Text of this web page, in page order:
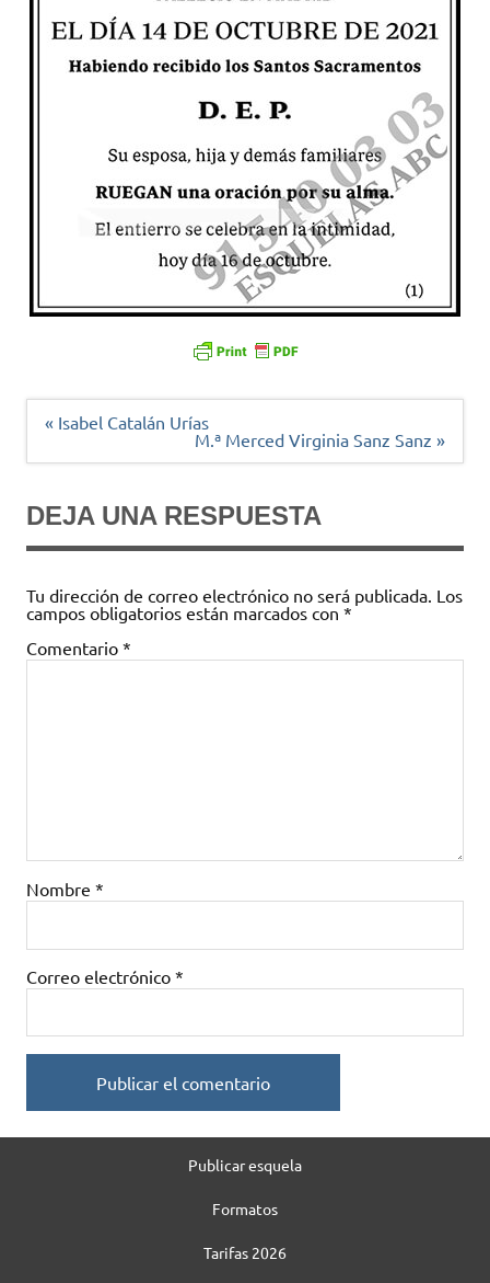
Navegación
« Isabel Catalán Urías
M.ª Merced Virginia Sanz Sanz »
DEJA UNA RESPUESTA
Tu dirección de correo electrónico no será publicada. Los
campos obligatorios están marcados con *
Comentario *
Nombre *
Correo electrónico *
Publicar esquela
Formatos
Tarifas 2026